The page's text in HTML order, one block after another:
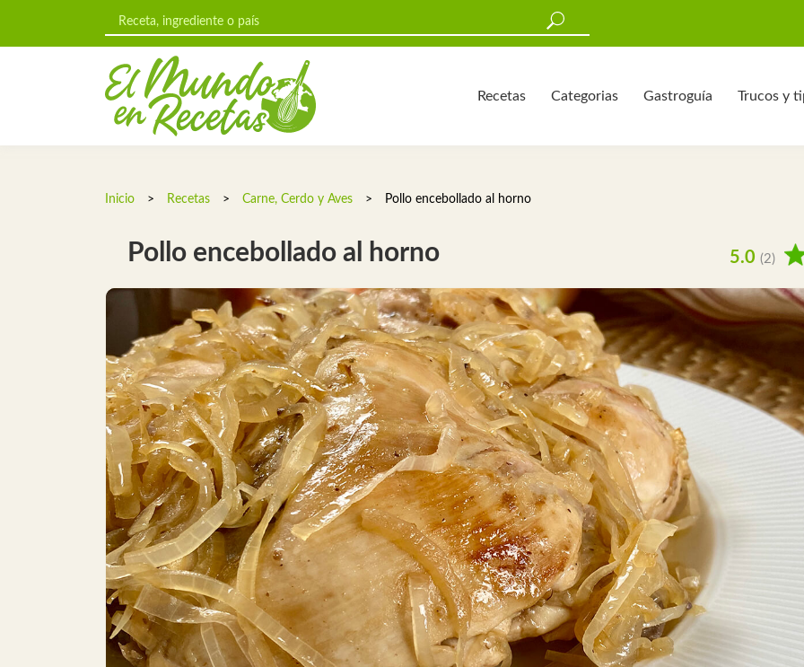
Recetas Categorias Gastroguía Trucos y
Inicio > Recetas > Carne, Cerdo y Aves > Pollo encebollado al horno
Pollo encebollado al horno 5.0 (2)